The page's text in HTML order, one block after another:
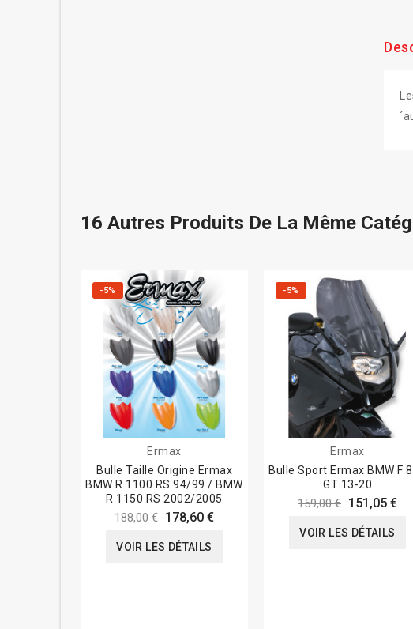
16 Autres Produits De La Même
-5%
Ermax
Bulle Taille Origine Ermax
BMW R 1100 RS 94/99 / BMW
R 1150 RS 2002/2005
188,00 € 178,60 €
VOIR LES DÉTAILS
-5%
Ermax
Bulle Sport Ermax BMW F
GT 13-20
159,00 € 151,05 €
VOIR LES DÉTAILS